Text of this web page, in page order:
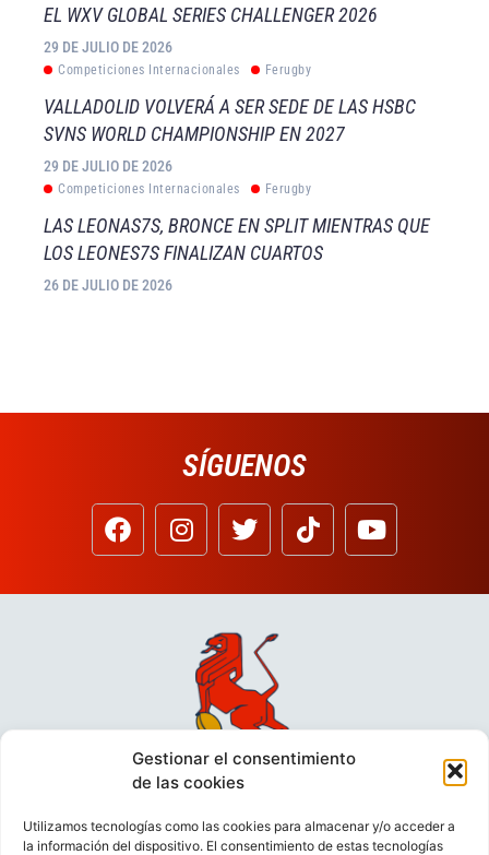
Gestionar el consentimiento
de las cookies
Utilizamos tecnologías como las cookies para almacenar y/o acceder a
la información del dispositivo. El consentimiento de estas tecnologías
EL WXV GLOBAL SERIES CHALLENGER 2026
29 DE JULIO DE 2026
Competiciones Internacionales Ferugby
VALLADOLID VOLVERÁ A SER SEDE DE LAS HSBC
SVNS WORLD CHAMPIONSHIP EN 2027
29 DE JULIO DE 2026
Competiciones Internacionales Ferugby
LAS LEONAS7S, BRONCE EN SPLIT MIENTRAS QUE
LOS LEONES7S FINALIZAN CUARTOS
26 DE JULIO DE 2026
SÍGUENOS